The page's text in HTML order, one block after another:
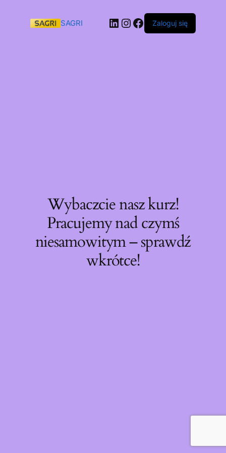
SAGRI Zaloguj się
Wybaczcie nasz kurz!
Pracujemy nad czymś
niesamowitym – sprawdź
wkrótce!